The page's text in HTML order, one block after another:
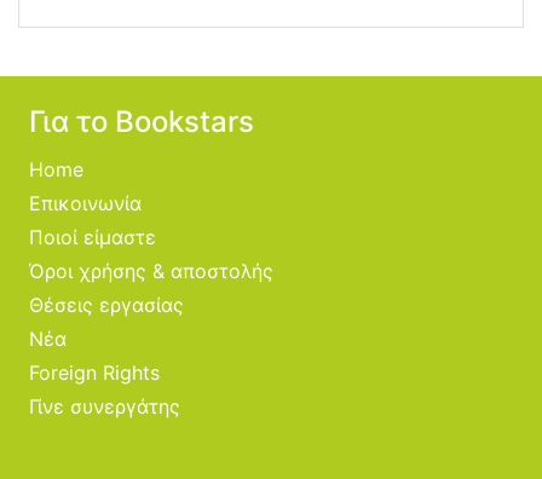
Για το Bookstars
Home
Επικοινωνία
Ποιοί είμαστε
Όροι χρήσης & αποστολής
Θέσεις εργασίας
Νέα
Foreign Rights
Γίνε συνεργάτης